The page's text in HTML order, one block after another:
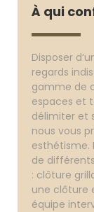
À qui
Disposer
regards
gamme de
espaces et
délimiter et
nous vous
esthétisme.
de
: clôture
une clôture
équipe